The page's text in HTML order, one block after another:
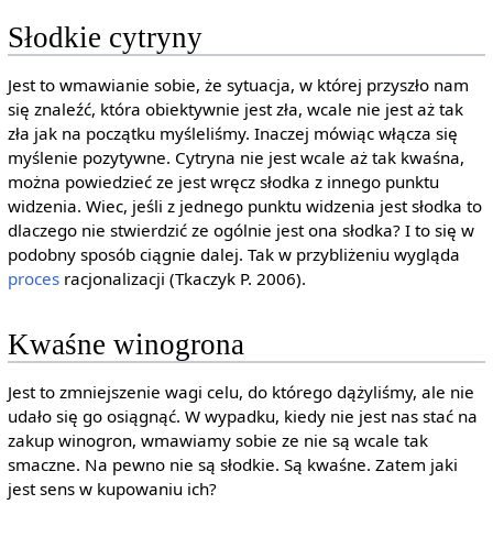
Słodkie cytryny
Jest to wmawianie sobie, że sytuacja, w której przyszło nam
się znaleźć, która obiektywnie jest zła, wcale nie jest aż tak
zła jak na początku myśleliśmy. Inaczej mówiąc włącza się
myślenie pozytywne. Cytryna nie jest wcale aż tak kwaśna,
można powiedzieć ze jest wręcz słodka z innego punktu
widzenia. Wiec, jeśli z jednego punktu widzenia jest słodka to
dlaczego nie stwierdzić ze ogólnie jest ona słodka? I to się w
podobny sposób ciągnie dalej. Tak w przybliżeniu wygląda
procesracjonalizacji (Tkaczyk P. 2006).
Kwaśne winogrona
Jest to zmniejszenie wagi celu, do którego dążyliśmy, ale nie
udało się go osiągnąć. W wypadku, kiedy nie jest nas stać na
zakup winogron, wmawiamy sobie ze nie są wcale tak
smaczne. Na pewno nie są słodkie. Są kwaśne. Zatem jaki
jest sens w kupowaniu ich?